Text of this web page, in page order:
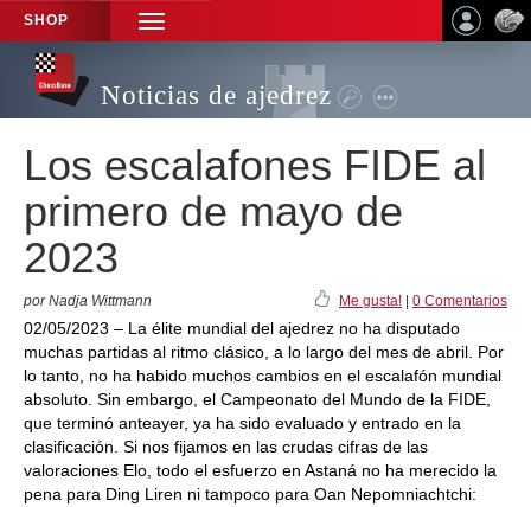
SHOP
TOGGLE
NAVIGATION
Noticias de ajedrez
Los escalafones FIDE al
primero de mayo de
2023
por Nadja Wittmann Me gusta! 0 Comentarios
02/05/2023 – La élite mundial del ajedrez no ha disputado
muchas partidas al ritmo clásico, a lo largo del mes de abril. Por
lo tanto, no ha habido muchos cambios en el escalafón mundial
absoluto. Sin embargo, el Campeonato del Mundo de la FIDE,
que terminó anteayer, ya ha sido evaluado y entrado en la
clasificación. Si nos fijamos en las crudas cifras de las
valoraciones Elo, todo el esfuerzo en Astaná no ha merecido la
pena para Ding Liren ni tampoco para Oan Nepomniachtchi: